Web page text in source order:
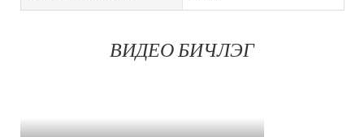
ВИДЕО БИЧЛЭГ